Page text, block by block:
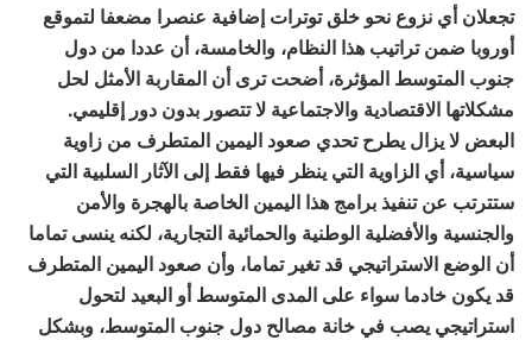
تجعلان أي نزوع نحو خلق توترات إضافية عنصرا مضعفا لتموقع
أوروبا ضمن تراتيب هذا النظام، والخامسة، أن عددا من دول
جنوب المتوسط المؤثرة، أضحت ترى أن المقاربة الأمثل لحل
مشكلاتها الاقتصادية والاجتماعية لا تتصور بدون دور إقليمي.
البعض لا يزال يطرح تحدي صعود اليمين المتطرف من زاوية
سياسية، أي الزاوية التي ينظر فيها فقط إلى الآثار السلبية التي
ستترتب عن تنفيذ برامج هذا اليمين الخاصة بالهجرة والأمن
والجنسية والأفضلية الوطنية والحمائية التجارية، لكنه ينسى تماما
أن الوضع الاستراتيجي قد تغير تماما، وأن صعود اليمين المتطرف
قد يكون خادما سواء على المدى المتوسط أو البعيد لتحول
استراتيجي يصب في خانة مصالح دول جنوب المتوسط، وبشكل